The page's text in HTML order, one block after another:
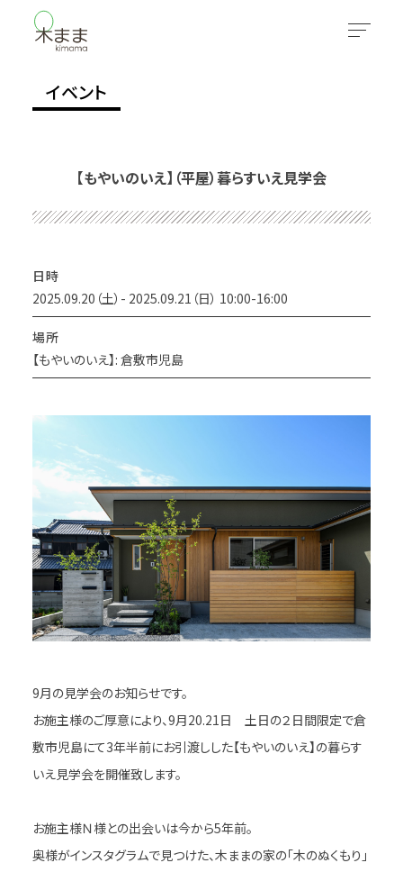
イベント
【もやいのいえ】（平屋）暮らすいえ見学会
日時
2025.09.20（土）- 2025.09.21（日） 10:00-16:00
場所
【もやいのいえ】: 倉敷市児島
9月の見学会のお知らせです。
お施主様のご厚意により、9月20.21日 土日の２日間限定で倉
敷市児島にて3年半前にお引渡しした【もやいのいえ】の暮らす
いえ見学会を開催致します。
お施主様Ｎ様との出会いは今から5年前。
奥様がインスタグラムで見つけた、木ままの家の「木のぬくもり」